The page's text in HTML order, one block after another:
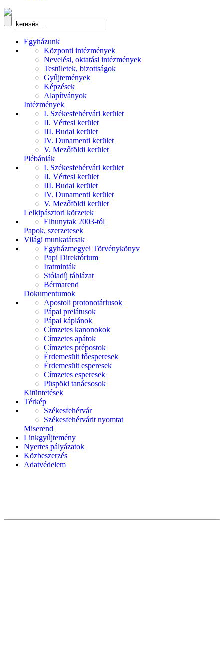
Egyházunk
Központi intézmények
Nevelési, oktatási intézmények
Testületek, bizottságok
Gyűjtemények
Képzések
Alapítványok
Intézmények
I. Székesfehérvári kerület
II. Vértesi kerület
III. Budai kerület
IV. Dunamenti kerület
V. Mezőföldi kerület
Plébániák
I. Székesfehérvári kerület
II. Vértesi kerület
III. Budai kerület
IV. Dunamenti kerület
V. Mezőföldi kerület
Lelkipásztori körzetek
Elhunytak 2003-tól
Papok, szerzetesek
Világi munkatársak
Egyházmegyei Törvénykönyv
Papi Direktórium
Iratminták
Stóladíj táblázat
Bérmarend
Dokumentumok
Apostoli protonotáriusok
Pápai prelátusok
Pápai káplánok
Címzetes kanonokok
Címzetes apátok
Címzetes prépostok
Érdemesült főesperesek
Érdemesült esperesek
Címzetes esperesek
Püspöki tanácsosok
Kitüntetések
Térkép
Székesfehérvár
Székesfehérvárit nyomtat
Miserend
Linkgyűjtemény
Nyertes pályázatok
Közbeszerzés
Adatvédelem